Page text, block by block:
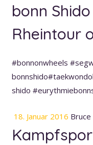
bonn
Rheintour
#bonnonwheels
shido
18. Januar 2016 Bruce